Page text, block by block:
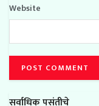
Website
सर्वाधिक पसंतीचे